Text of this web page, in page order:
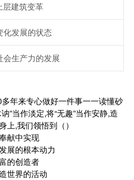
层建筑变革
化发展的状态
会生产力的发展
多年来专心做好一件事一一读懂砂
”当作淡定,将“无趣”当作安静,造
上,我们领悟到（）
献中实现
展的根本动力
的创造者
世界的活动